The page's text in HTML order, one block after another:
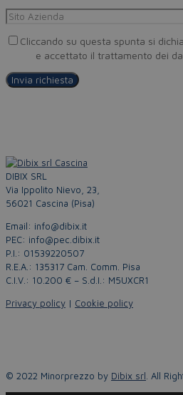
Cliccando su questa spunta si
e accettato il trattamento dei
DIBIX SRL
Via Ippolito Nievo, 23,
56021 Cascina (Pisa)
Email: info@dibix.it
PEC: info@pec.dibix.it
P.I.: 01539220507
R.E.A.: 135317 Cam. Comm. Pisa
C.I.V.: 10.200 € – S.d.I.: M5UXCR1
Privacy policy | Cookie policy
© 2022 Minorprezzo by Dibix srl . All